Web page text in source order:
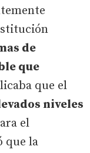
de
que
que el
niveles
el
que la